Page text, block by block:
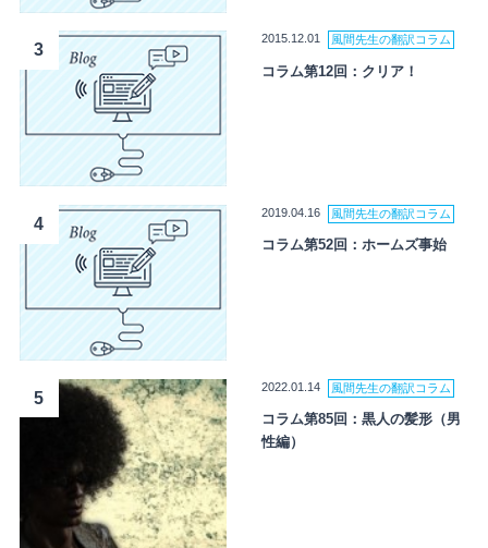
3
2015.12.01 風間先生の翻訳コラム
コラム第12回：クリア！
4
2019.04.16 風間先生の翻訳コラム
コラム第52回：ホームズ事始
5
2022.01.14 風間先生の翻訳コラム
コラム第85回：黒人の髪形（男
性編）